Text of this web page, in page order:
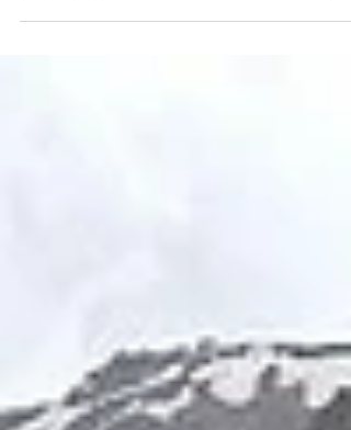
proprio certa di quello che hai scelto per me?”